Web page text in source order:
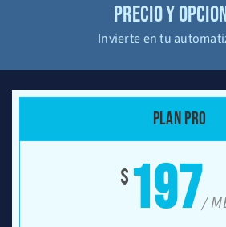
PRECIO Y
Invierte en tu
PLAN PRO
$197/